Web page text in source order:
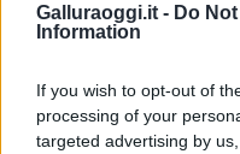
Galluraoggi.it - Do
Information
If you wish to opt-out of
processing of your
targeted advertising by